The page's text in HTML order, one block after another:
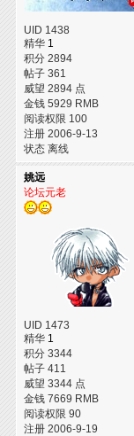
UID 1438
精华 1
积分 2894
帖子 361
威望 2894 点
金钱 5929 RMB
阅读权限 100
注册 2006-9-13
状态 离线
姚远
论坛元老
UID 1473
精华 1
积分 3344
帖子 411
威望 3344 点
金钱 7669 RMB
阅读权限 90
注册 2006-9-19